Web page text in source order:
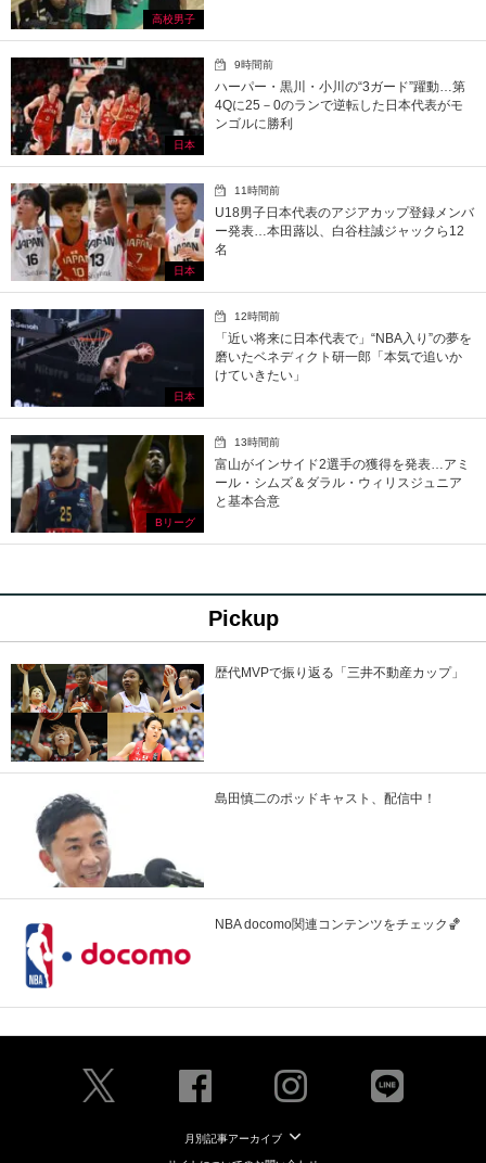
高校男子
日本
9時間前
ハーパー・黒川・小川の“3ガード”躍動…第
4Qに25－0のランで逆転した日本代表がモ
ンゴルに勝利
日本
11時間前
U18男子日本代表のアジアカップ登録メンバ
ー発表…本田蕗以、白谷柱誠ジャックら12
名
日本
12時間前
「近い将来に日本代表で」“NBA入り”の夢を
磨いたベネディクト研一郎「本気で追いか
けていきたい」
Bリーグ
13時間前
富山がインサイド2選手の獲得を発表…アミ
ール・シムズ＆ダラル・ウィリスジュニア
と基本合意
Pickup
歴代MVPで振り返る「三井不動産カップ」
島田慎二のポッドキャスト、配信中！
NBA docomo関連コンテンツをチェック🏀
月別記事アーカイブ